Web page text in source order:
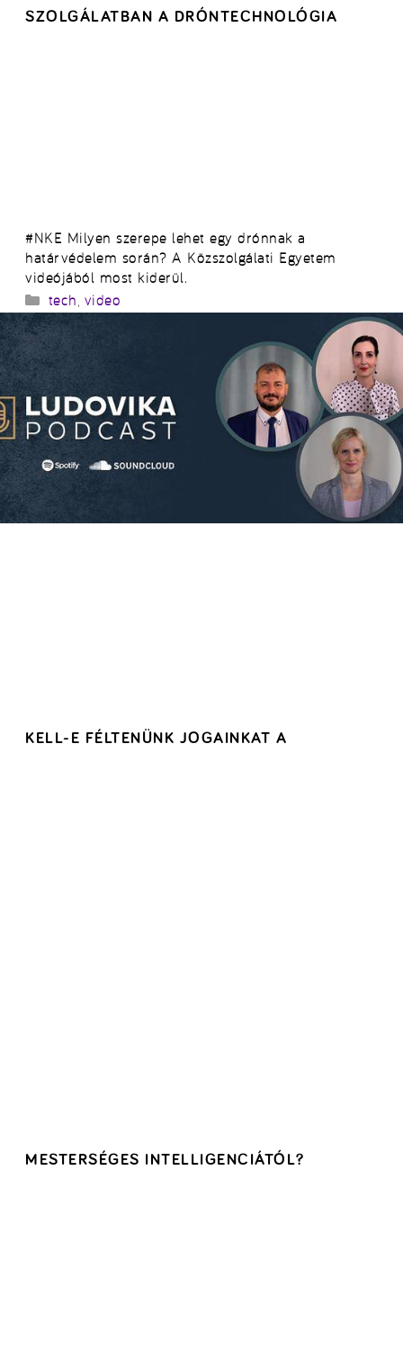
SZOLGÁLATBAN A DRÓNTECHNOLÓGIA
#NKE Milyen szerepe lehet egy drónnak a
határvédelem során? A Közszolgálati Egyetem
videójából most kiderül.
Kategória
tech video
KELL-E FÉLTENÜNK JOGAINKAT A
MESTERSÉGES INTELLIGENCIÁTÓL?